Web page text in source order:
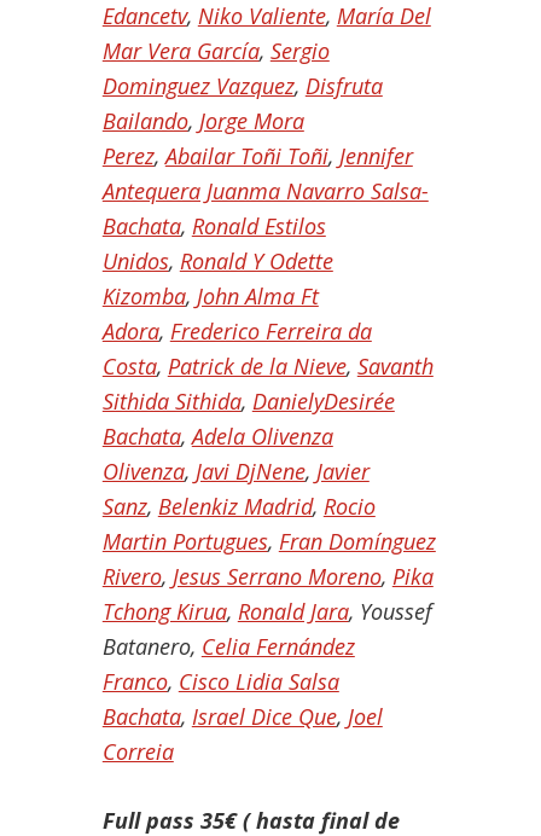
Edancetv, Niko Valiente, María Del
Mar Vera García, Sergio
Dominguez Vazquez, Disfruta
Bailando, Jorge Mora
Perez,Abailar Toñi Toñi, Jennifer
Antequera Juanma Navarro Salsa-
Bachata, Ronald Estilos
Unidos, Ronald Y Odette
Kizomba, John Alma Ft
Adora, Frederico Ferreira da
Costa, Patrick de la Nieve, Savanth
Sithida Sithida, DanielyDesirée
Bachata,Adela Olivenza
Olivenza, Javi DjNene, Javier
Sanz, Belenkiz Madrid, Rocio
Martin Portugues, Fran Domínguez
Rivero, Jesus Serrano Moreno, Pika
Tchong Kirua, Ronald Jara, Youssef
Batanero, Celia Fernández
Franco, Cisco Lidia Salsa
Bachata, Israel Dice Que, Joel
Correia
Full pass 35€ ( hasta final de